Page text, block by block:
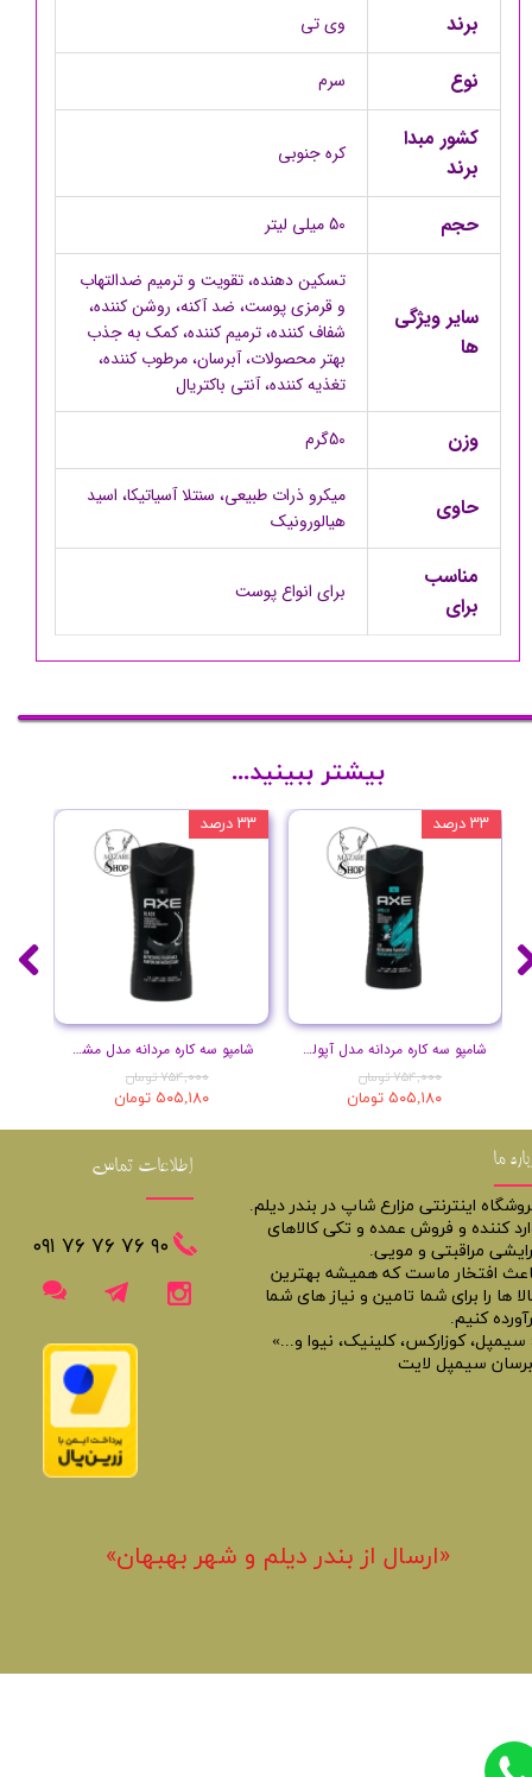
برند وی تی
نوع سرم
کشور مبدا
برند
کره جنوبی
حجم 50 میلی لیتر
سایر ویژگی
ها
تسکین دهنده، تقویت و ترمیم ضدالتهاب
و قرمزی پوست، ضد آکنه، روشن کننده،
شفاف کننده، ترمیم کننده، کمک به جذب
بهتر محصولات، آبرسان، مرطوب کننده،
تغذیه کننده، آنتی باکتریال
وزن 50گرم
حاوی
میکرو ذرات طبیعی، سنتلا آسیاتیکا، اسید
هیالورونیک
مناسب
برای
برای انواع پوست
شامپو سه کاره مردانه مدل مشکی حجم 400 میل
۷۵۴,۰۰۰ تومان
۵۰۵,۱۸۰ تومان
۳۳ درصد
شامپو سه کاره مردانه مدل آپولو حجم 400 میل
۷۵۴,۰۰۰ تومان
۵۰۵,۱۸۰ تومان
۳۳ درصد
بیشتر ببینید...
ما
اینترنتی مزارع شاپ در بندر دیلم.
کننده و فروش عمده و تکی کالاهای
مراقبتی و مویی.
افتخار ماست که همیشه بهترین
ها را برای شما تامین و نیاز های شما
کنیم.
سیمپل، کوزارکس، کلینیک، نیوا و...»
سیمپل لایت
اطلاعات تماس
​​٩٠ ٧۶ ٧۶ ٧۶ ٠٩١
«​ارسال از بندر دیلم و شهر بهبهان»